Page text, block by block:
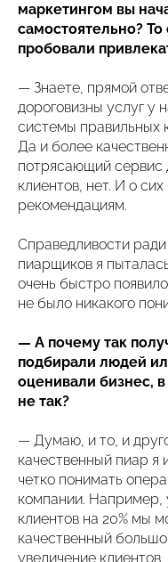
маркетингом вы
самостоятельно? То
пробовали
— Знаете, прямой
дороговизны услуг у
системы правильных
Да и более
потрясающий
клиентов, нет. И о
рекомендациям.
Справедливости ради
пиарщиков я
очень быстро
не было никакого
— А почему так
подбирали людей
оценивали бизнес,
не так?
— Думаю, и то, и
качественный пиар я
четко понимать
компании. Например,
клиентов на 20% мы
качественный
увеличение